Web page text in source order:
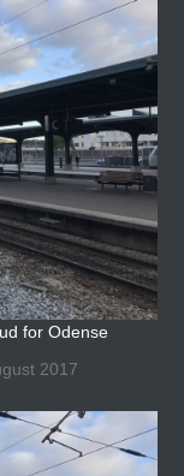
for Odense
2017